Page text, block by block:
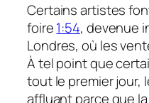
Certains artistes
foire1:54, devenue
Londres, où les
À tel point que
tout le premier jour,
affluant parce que